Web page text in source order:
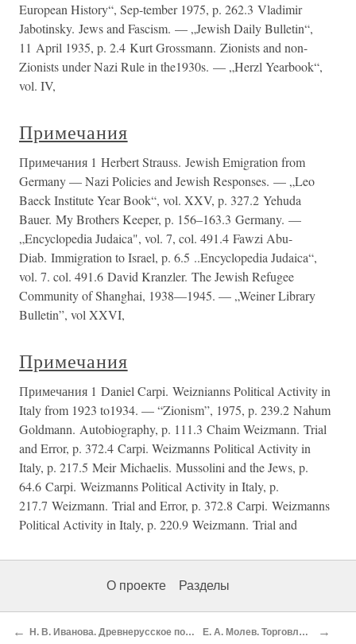
European History“, Sep-tember 1975, p. 262.3 Vladimir
Jabotinsky. Jews and Fascism. — „Jewish Daily Bulletin“,
11 April 1935, p. 2.4 Kurt Grossmann. Zionists and non-
Zionists under Nazi Rule in the1930s. — „Herzl Yearbook“,
vol. IV,
Примечания
Примечания 1 Herbert Strauss. Jewish Emigration from
Germany — Nazi Policies and Jewish Responses. — „Leo
Baeck Institute Year Book“, vol. XXV, p. 327.2 Yehuda
Bauer. My Brothers Keeper, p. 156–163.3 Germany. —
„Encyclopedia Judaica", vol. 7, col. 491.4 Fawzi Abu-
Diab. Immigration to Israel, p. 6.5 ..Encyclopedia Judaica“,
vol. 7. col. 491.6 David Kranzler. The Jewish Refugee
Community of Shanghai, 1938—1945. — „Weiner Library
Bulletin”, vol XXVI,
Примечания
Примечания 1 Daniel Carpi. Weiznianns Political Activity in
Italy from 1923 to1934. — “Zionism”, 1975, p. 239.2 Nahum
Goldmann. Autobiography, p. 111.3 Chaim Weizmann. Trial
and Error, p. 372.4 Carpi. Weizmanns Political Activity in
Italy, p. 217.5 Meir Michaelis. Mussolini and the Jews, p.
64.6 Carpi. Weizmanns Political Activity in Italy, p.
217.7 Weizmann. Trial and Error, p. 372.8 Carpi. Weizmanns
Political Activity in Italy, p. 220.9 Weizmann. Trial and
О проекте Разделы
← Н. В. Иванова. Древнерусское поселение на реке Ветлуге Е. А. Молев. Торговля Китея с Родосом →